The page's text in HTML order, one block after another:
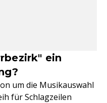
ein
um die Musikauswahl
für Schlagzeilen